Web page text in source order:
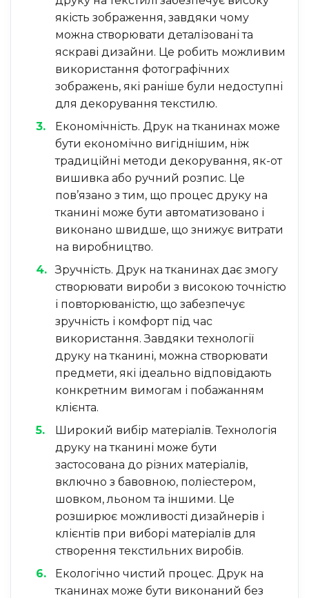
якість зображення, завдяки чому
можна створювати деталізовані та
яскраві дизайни. Це робить можливим
використання фотографічних
зображень, які раніше були недоступні
для декорування текстилю.
Економічність. Друк на тканинах може
бути економічно вигіднішим, ніж
традиційні методи декорування, як-от
вишивка або ручний розпис. Це
пов’язано з тим, що процес друку на
тканині може бути автоматизовано і
виконано швидше, що знижує витрати
на виробництво.
Зручність. Друк на тканинах дає змогу
створювати вироби з високою точністю
і повторюваністю, що забезпечує
зручність і комфорт під час
використання. Завдяки технології
друку на тканині, можна створювати
предмети, які ідеально відповідають
конкретним вимогам і побажанням
клієнта.
Широкий вибір матеріалів. Технологія
друку на тканині може бути
застосована до різних матеріалів,
включно з бавовною, поліестером,
шовком, льоном та іншими. Це
розширює можливості дизайнерів і
клієнтів при виборі матеріалів для
створення текстильних виробів.
Екологічно чистий процес. Друк на
тканинах може бути виконаний без